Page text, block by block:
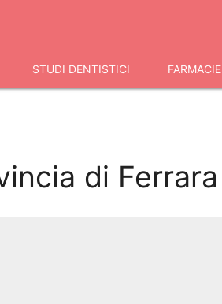
STUDI DENTISTICI FARMACIE
di Ferrara